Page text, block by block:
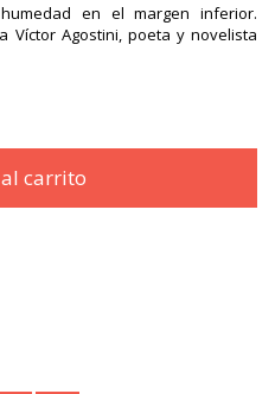
en el margen inferior.
Víctor Agostini, poeta y novelista
carrito